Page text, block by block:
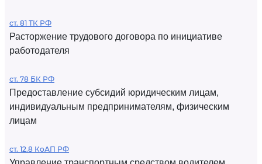
ст. 81 ТК РФ
Расторжение трудового договора по инициативе
работодателя
ст. 78 БК РФ
Предоставление субсидий юридическим лицам,
индивидуальным предпринимателям, физическим
лицам
ст. 12.8 КоАП РФ